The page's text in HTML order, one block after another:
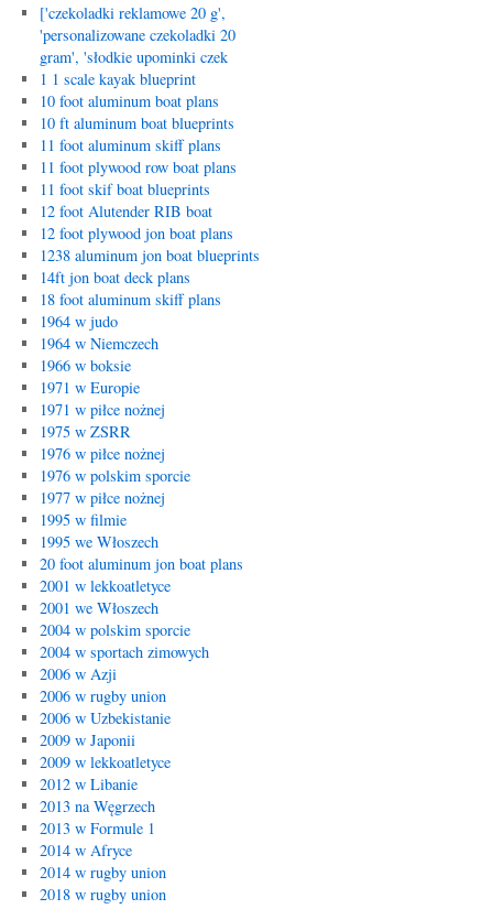
['czekoladki reklamowe 20 g',
'personalizowane czekoladki 20
gram', 'słodkie upominki czek
1 1 scale kayak blueprint
10 foot aluminum boat plans
10 ft aluminum boat blueprints
11 foot aluminum skiff plans
11 foot plywood row boat plans
11 foot skif boat blueprints
12 foot Alutender RIB boat
12 foot plywood jon boat plans
1238 aluminum jon boat blueprints
14ft jon boat deck plans
18 foot aluminum skiff plans
1964 w judo
1964 w Niemczech
1966 w boksie
1971 w Europie
1971 w piłce nożnej
1975 w ZSRR
1976 w piłce nożnej
1976 w polskim sporcie
1977 w piłce nożnej
1995 w filmie
1995 we Włoszech
20 foot aluminum jon boat plans
2001 w lekkoatletyce
2001 we Włoszech
2004 w polskim sporcie
2004 w sportach zimowych
2006 w Azji
2006 w rugby union
2006 w Uzbekistanie
2009 w Japonii
2009 w lekkoatletyce
2012 w Libanie
2013 na Węgrzech
2013 w Formule 1
2014 w Afryce
2014 w rugby union
2018 w rugby union